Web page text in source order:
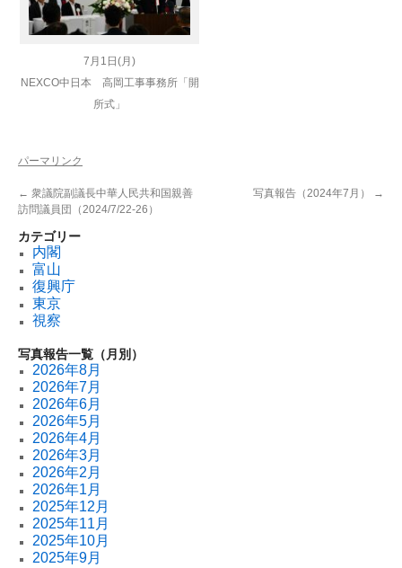
7月1日(月)
NEXCO中日本 高岡工事事務所「開
所式」
パーマリンク
← 衆議院副議長中華人民共和国親善
訪問議員団（2024/7/22-26）
写真報告（2024年7月） →
カテゴリー
内閣
富山
復興庁
東京
視察
写真報告一覧（月別）
2026年8月
2026年7月
2026年6月
2026年5月
2026年4月
2026年3月
2026年2月
2026年1月
2025年12月
2025年11月
2025年10月
2025年9月